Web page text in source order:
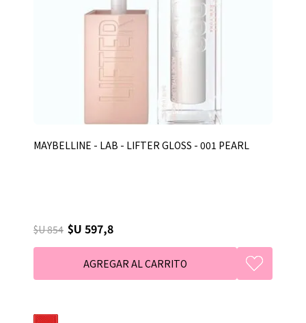
MAYBELLINE - LAB - LIFTER GLOSS - 001 PEARL
$U 854 $U 597,8